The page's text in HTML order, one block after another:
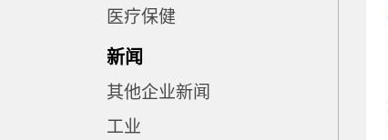
医疗保健
新闻
其他企业新闻
工业